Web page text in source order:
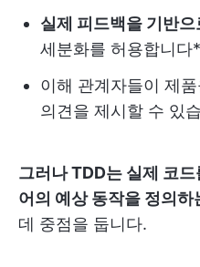
실제 피드백을 기반
세분화를 허용합니다*
이해 관계자들이 제
의견을 제시할 수 있
그러나 TDD는 실제 코
어의 예상 동작을 정의하
데 중점을 둡니다.